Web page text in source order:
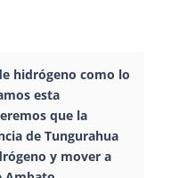
hidrógeno como lo
esta
que la
de Tungurahua
y mover a